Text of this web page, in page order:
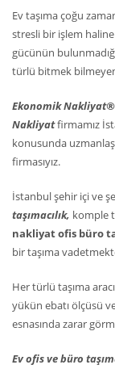
Ev taşıma çoğu
stresli bir işlem
gücünün
türlü bitmek
Ekonomik Nakliyat®
Nakliyatfirmamız
konusunda
firmasıyız.
İstanbul şehir içi ve
taşımacılık, komple
nakliyat ofis büro
bir taşıma
Her türlü taşıma
yükün ebatı ölçüsü
esnasında zarar
Ev ofis ve büro